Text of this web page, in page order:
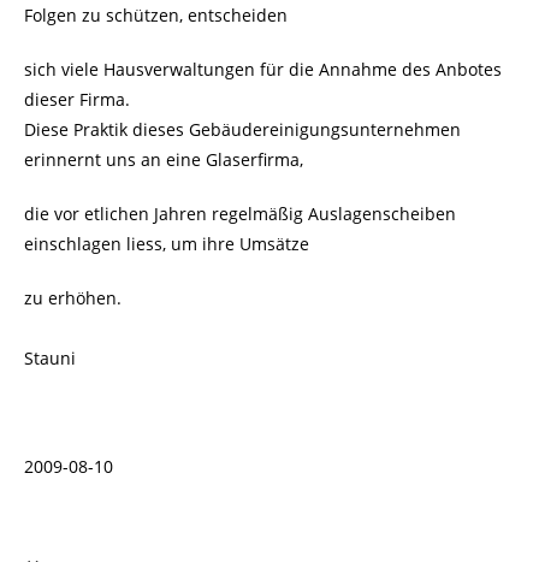
Folgen zu schützen, entscheiden
sich viele Hausverwaltungen für die Annahme des Anbotes
dieser Firma.
Diese Praktik dieses Gebäudereinigungsunternehmen
erinnernt uns an eine Glaserfirma,
die vor etlichen Jahren regelmäßig Auslagenscheiben
einschlagen liess, um ihre Umsätze
zu erhöhen.
Stauni
2009-08-10